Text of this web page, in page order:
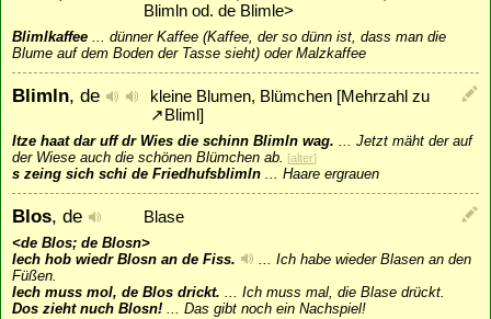
Blimln od. de Blimle>
Blimlkaffee ... dünner Kaffee (Kaffee, der so dünn ist, dass man die
Blume auf dem Boden der Tasse sieht) oder Malzkaffee
Blimln, de
kleine Blumen, Blümchen [Mehrzahl zu
↗ Bliml ]
Itze haat dar uff dr Wies die schinn Blimln wag. ... Jetzt mäht der auf
der Wiese auch die schönen Blümchen ab. [alter]
s zeing sich schi de Friedhufsblimln ... Haare ergrauen
Blos, de Blase
<de Blos; de Blosn>
Iech hob wiedr Blosn an de Fiss.
... Ich habe wieder Blasen an den
Füßen.
Iech muss mol, de Blos drickt. ... Ich muss mal, die Blase drückt.
Dos zieht nuch Blosn! ... Das gibt noch ein Nachspiel!